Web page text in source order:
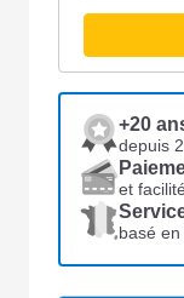
+20
depuis
et facilité
basé